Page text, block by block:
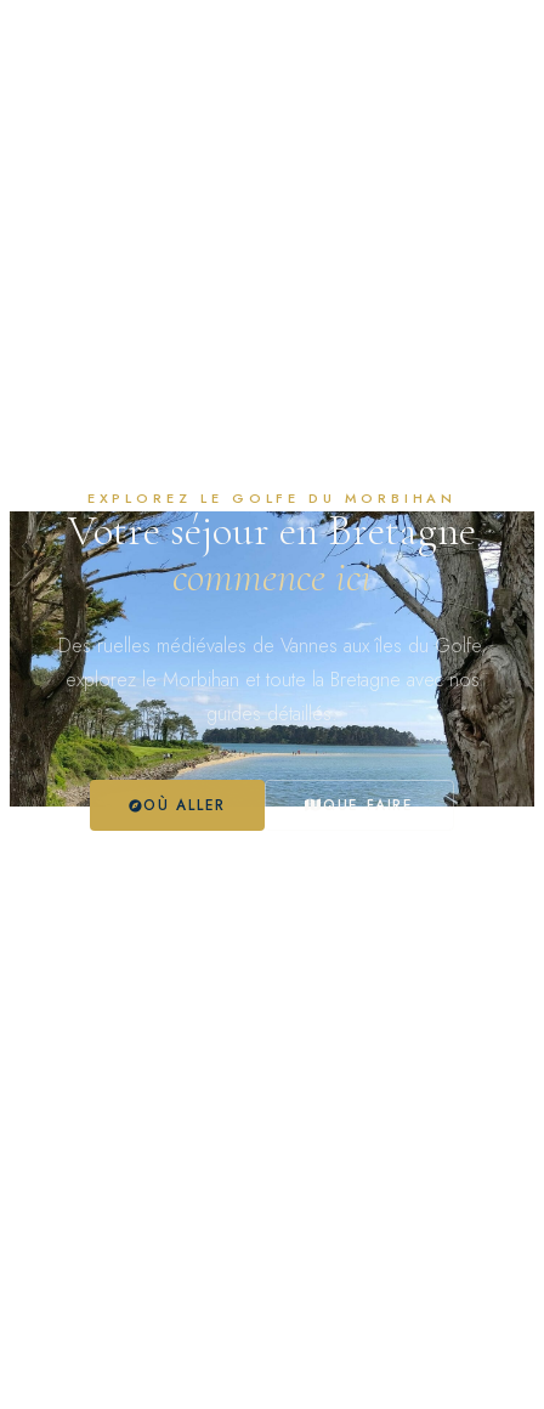
EXPLOREZ LE GOLFE DU MORBIHAN
Votre séjour en Bretagne
commence ici
Des ruelles médiévales de Vannes aux îles du Golfe,
explorez le Morbihan et toute la Bretagne avec nos
guides détaillés.
OÙ ALLER QUE FAIRE